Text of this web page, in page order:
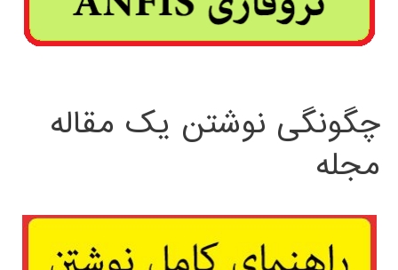
چگونگی نوشتن یک مقاله
مجله